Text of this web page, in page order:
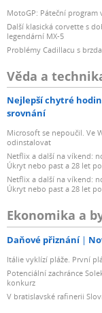
MotoGP: Páteční program
Další klasická corvette s
legendární MX-5
Problémy Cadillacu s
Věda a
Nejlepší chytré
srovnání
Microsoft se nepoučil. Ve
odinstalovat
Netflix a další na víkend:
Úkryt nebo past a 28 let
Netflix a další na víkend:
Úkryt nebo past a 28 let
Ekonomika a
Daňové přiznání
Itálie vyklízí pláže. První
Potenciální zachránce
konkurz
V bratislavské rafinerii